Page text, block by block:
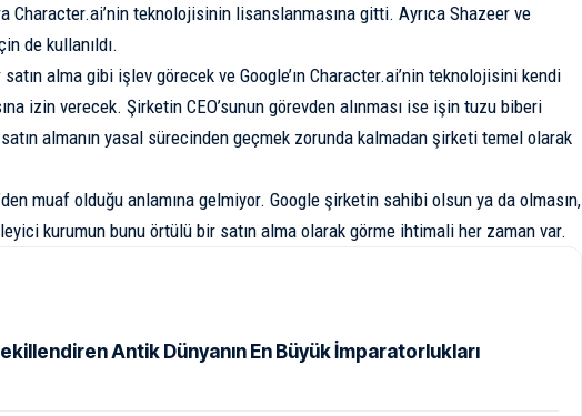
Character.ai’nin teknolojisinin lisanslanmasına gitti. Ayrıca Shazeer ve
de kullanıldı.
satın alma gibi işlev görecek ve Google’ın Character.ai’nin teknolojisini kendi
izin verecek. Şirketin CEO’sunun görevden alınması ise işin tuzu biberi
almanın yasal sürecinden geçmek zorunda kalmadan şirketi temel olarak
muaf olduğu anlamına gelmiyor. Google şirketin sahibi olsun ya da olmasın,
kurumun bunu örtülü bir satın alma olarak görme ihtimali her zaman var.
Antik Dünyanın En Büyük İmparatorlukları